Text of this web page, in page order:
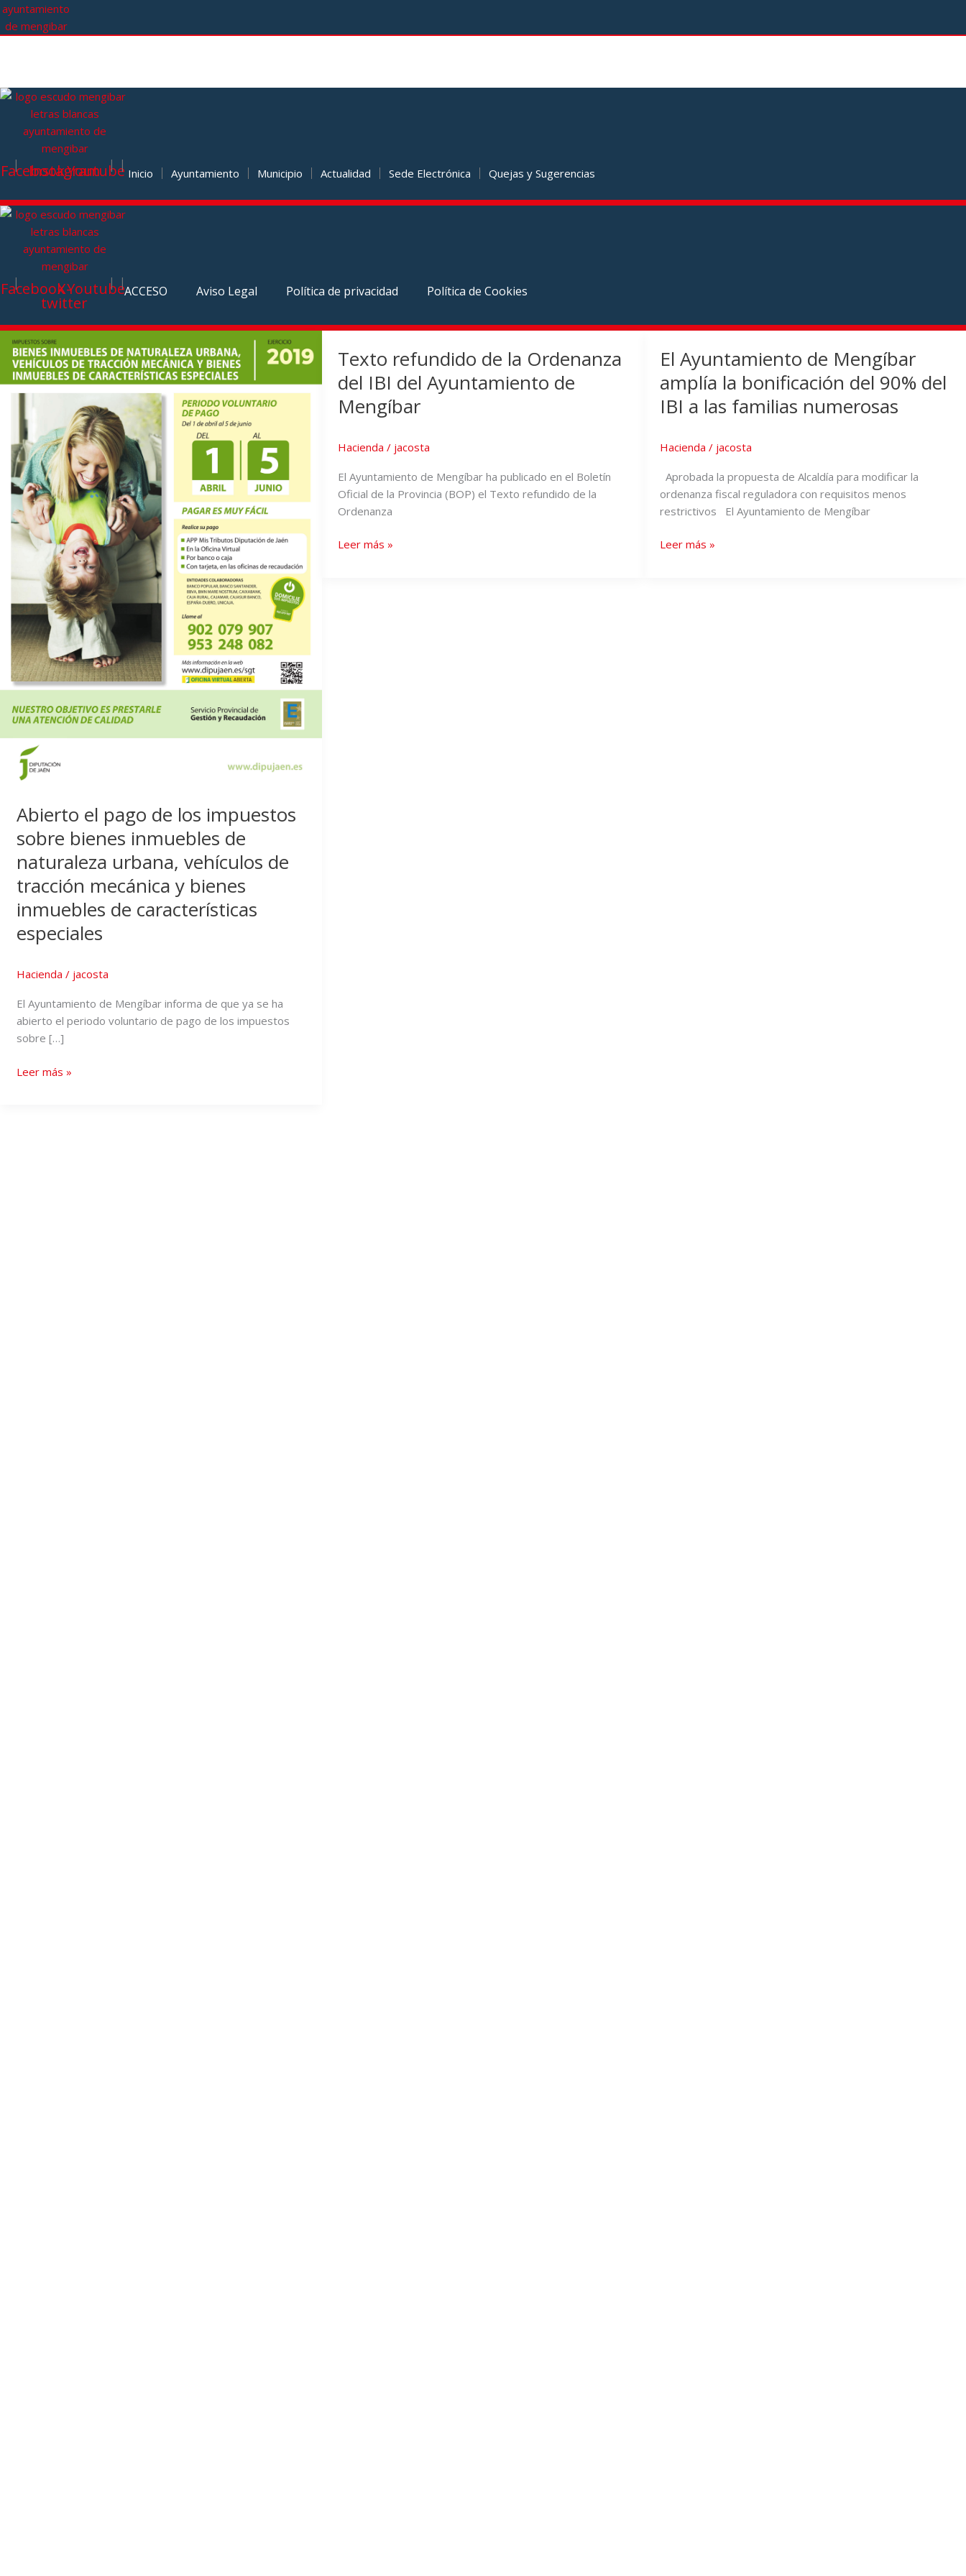
|
Facebook
Instagram
Youtube
| | Inicio Ayuntamiento Municipio Actualidad Sede Electrónica Quejas y Sugerencias
|
FacebookX-
twitter
Youtube
| |ACCESO Aviso Legal Política de privacidad Política de Cookies
Abierto el pago de los impuestos
sobre bienes inmuebles de
naturaleza urbana, vehículos de
tracción mecánica y bienes
inmuebles de características
especiales
Hacienda / jacosta
El Ayuntamiento de Mengíbar informa de que ya se ha
abierto el periodo voluntario de pago de los impuestos
sobre […]
Leer más »
Texto refundido de la Ordenanza
del IBI del Ayuntamiento de
Mengíbar
Hacienda / jacosta
El Ayuntamiento de Mengíbar ha publicado en el Boletín
Oficial de la Provincia (BOP) el Texto refundido de la
Ordenanza
Leer más »
El Ayuntamiento de Mengíbar
amplía la bonificación del 90% del
IBI a las familias numerosas
Hacienda / jacosta
Aprobada la propuesta de Alcaldía para modificar la
ordenanza fiscal reguladora con requisitos menos
restrictivos El Ayuntamiento de Mengíbar
Leer más »